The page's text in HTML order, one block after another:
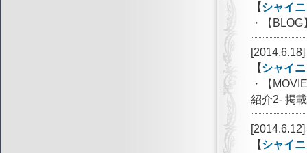
【シャイ
・【
[2014.6.18]
【シャイ
・【
紹介2- 掲載
[2014.6.12]
【シャイ